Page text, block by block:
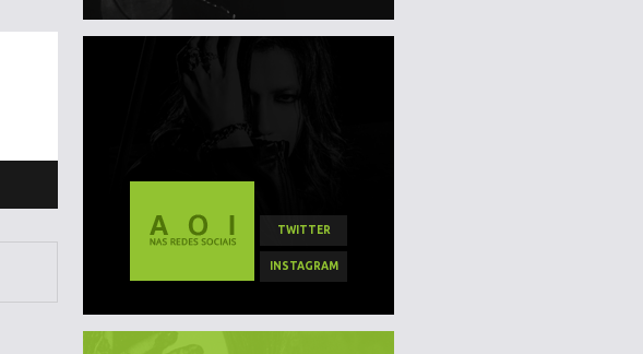
TWITTER
INSTAGRAM